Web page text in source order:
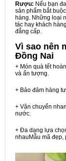
Rượu: Nếu bạn
sản phẩm bắt
hàng. Những loại
tác hay khách
đẳng cấp.
Vì sao nên
Đồng Nai
+ Món quà tết
và ấn tượng.
+ Bảo đảm hàng
+ Vận chuyển
nước.
+ Đa dạng lựa
nhauMẫu mã đẹp,